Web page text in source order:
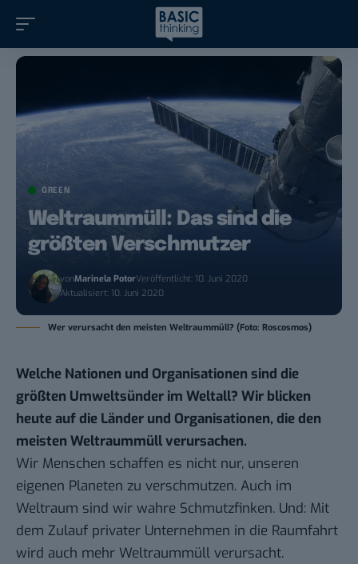
GREEN
Weltraummüll: Das sind die
größten Verschmutzer
vonMarinela PotorVeröffentlicht: 10. Juni 2020
Aktualisiert: 10. Juni 2020
Wer verursacht den meisten Weltraummüll? (Foto: Roscosmos)
Welche Nationen und Organisationen sind die
größten Umweltsünder im Weltall? Wir blicken
heute auf die Länder und Organisationen, die den
meisten Weltraummüll verursachen.
Wir Menschen schaffen es nicht nur, unseren
eigenen Planeten zu verschmutzen. Auch im
Weltraum sind wir wahre Schmutzfinken. Und: Mit
dem Zulauf privater Unternehmen in die Raumfahrt
wird auch mehr Weltraummüll verursacht.